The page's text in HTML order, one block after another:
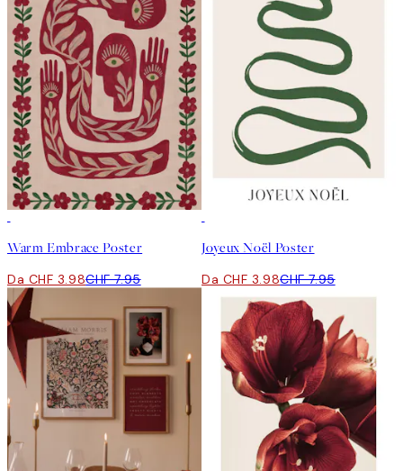
Warm Embrace Poster
Da CHF 3.98CHF 7.95
Joyeux Noël Poster
Da CHF 3.98CHF 7.95